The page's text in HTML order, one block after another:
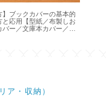
】ブックカバーの基本的
と応用【型紙／布製しお
バー／文庫本カバー／ハ
ア・収納）